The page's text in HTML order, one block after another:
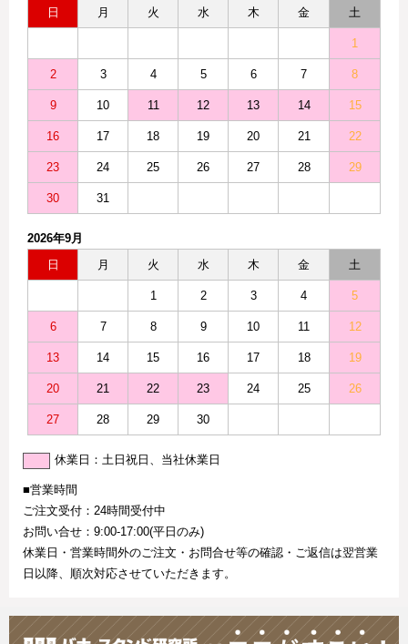
日 月 火 水 木 金 土
1
2 3 4 5 6 7 8
9 10 11 12 13 14 15
16 17 18 19 20 21 22
23 24 25 26 27 28 29
30 31
2026年9月
日
月 火 水 木 金 土
1 2 3 4 5
6 7 8 9 10 11 12
13 14 15 16 17 18 19
20 21 22 23 24 25 26
27 28 29 30
休業日：土日祝日、当社休業日
■営業時間
ご注文受付：24時間受付中
お問い合せ：9:00-17:00(平日のみ)
休業日・営業時間外のご注文・お問合せ等の確認・ご返信は翌営業
日以降、順次対応させていただきます。